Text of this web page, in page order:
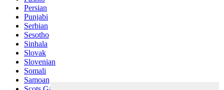
Persian
Punjabi
Serbian
Sesotho
Sinhala
Slovak
Slovenian
Somali
Samoan